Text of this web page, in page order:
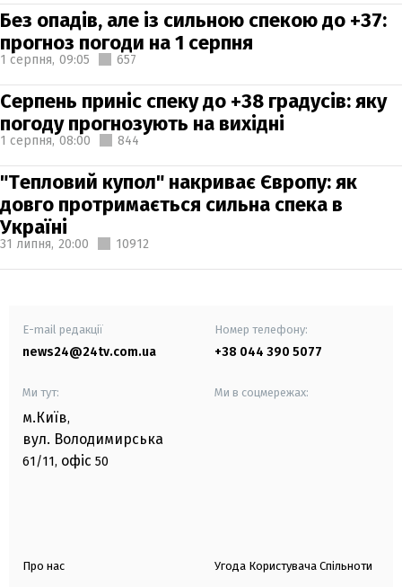
Без опадів, але із сильною спекою до +37:
прогноз погоди на 1 серпня
1 серпня, 09:05 657
Серпень приніс спеку до +38 градусів: яку
погоду прогнозують на вихідні
1 серпня, 08:00 844
"Тепловий купол" накриває Європу: як
довго протримається сильна спека в
Україні
31 липня, 20:00 10912
E-mail редакції
news24@24tv.com.ua
Номер телефону:
+38 044 390 5077
Ми тут:
м.Київ,
вул. Володимирська
61/11, офіс 50
Ми в соцмережах:
Про нас Угода Користувача Спільноти